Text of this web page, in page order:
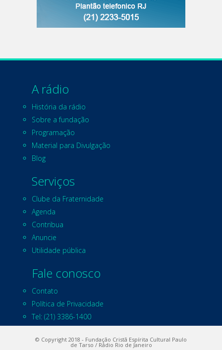
A rádio
História da rádio
Sobre a fundação
Programação
Material para Divulgação
Blog
Serviços
Clube da Fraternidade
Agenda
Contribua
Anuncie
Utilidade pública
Fale conosco
Contato
Política de Privacidade
Tel: (21) 3386-1400
© Copyright 2018 - Fundação Cristã Espírita Cultural Paulo
de Tarso / Rádio Rio de Janeiro